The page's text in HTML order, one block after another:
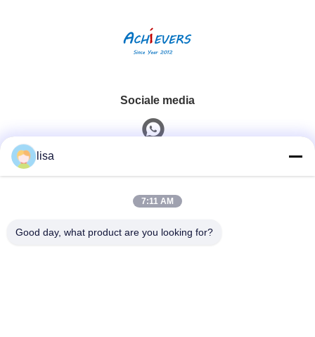
Sociale media
0086-13828861501
lisa
7:11 AM
Good day, what product are you looking for?